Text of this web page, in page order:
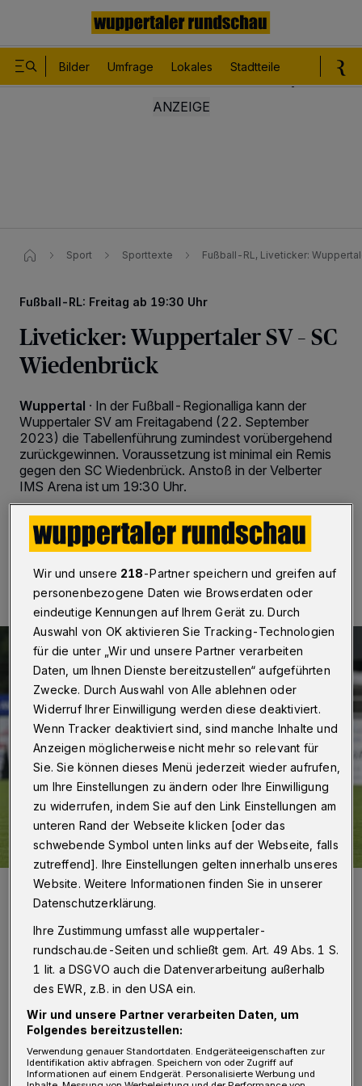
Bilder Umfrage Lokales Stadtteile
Sport Sporttexte Fußball-RL, Liveticker:
Fußball-RL: Freitag ab 19:30 Uhr
Liveticker: Wuppertaler SV – SC
Wiedenbrück
Wuppertal · In der Fußball-Regionalliga kann der
Wuppertaler SV am Freitagabend (22. September
2023) die Tabellenführung zumindest vorübergehend
zurückgewinnen. Voraussetzung ist minimal ein Remis
gegen den SC Wiedenbrück. Anstoß in der Velberter
IMS Arena ist um 19:30 Uhr.
22.09.2023 , 08:00 Uhr 2 Minuten Lesezeit
WSV-Stürmer Charlison Benschop (li.) hat bislang vier Saisontore
Von Jörn Koldehoff
er punktgleiche Spitzenreiter Fortuna
Wir und unsere 218-Partner speichern und greifen auf
personenbezogene Daten wie Browserdaten oder
eindeutige Kennungen auf Ihrem Gerät zu. Durch
Auswahl von OK aktivieren Sie Tracking-Technologien
für die unter „Wir und unsere Partner verarbeiten
Daten, um Ihnen Dienste bereitzustellen“ aufgeführten
Zwecke. Durch Auswahl von Alle ablehnen oder
Widerruf Ihrer Einwilligung werden diese deaktiviert.
Wenn Tracker deaktiviert sind, sind manche Inhalte und
Anzeigen möglicherweise nicht mehr so relevant für
Sie. Sie können dieses Menü jederzeit wieder aufrufen,
um Ihre Einstellungen zu ändern oder Ihre Einwilligung
zu widerrufen, indem Sie auf den Link Einstellungen am
unteren Rand der Webseite klicken [oder das
schwebende Symbol unten links auf der Webseite, falls
zutreffend]. Ihre Einstellungen gelten innerhalb unseres
Website. Weitere Informationen finden Sie in unserer
Datenschutzerklärung.
Ihre Zustimmung umfasst alle wuppertaler-
rundschau.de-Seiten und schließt gem. Art. 49 Abs. 1 S.
1 lit. a DSGVO auch die Datenverarbeitung außerhalb
des EWR, z.B. in den USA ein.
Wir und unsere Partner verarbeiten Daten, um
Folgendes bereitzustellen:
Verwendung genauer Standortdaten. Endgeräteeigenschaften zur
Identifikation aktiv abfragen. Speichern von oder Zugriff auf
Informationen auf einem Endgerät. Personalisierte Werbung und